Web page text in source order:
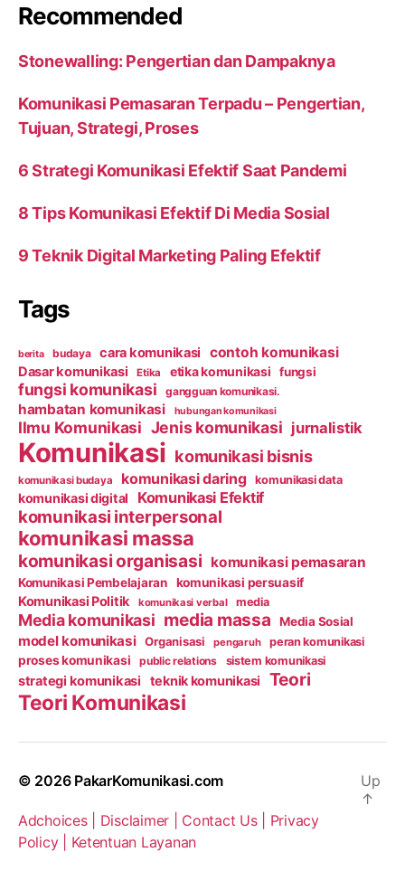
Recommended
Stonewalling: Pengertian dan Dampaknya
Komunikasi Pemasaran Terpadu – Pengertian,
Tujuan, Strategi, Proses
6 Strategi Komunikasi Efektif Saat Pandemi
8 Tips Komunikasi Efektif Di Media Sosial
9 Teknik Digital Marketing Paling Efektif
Tags
berita budaya cara komunikasi contoh komunikasi
Dasar komunikasi Etika etika komunikasi fungsi
fungsi komunikasi gangguan komunikasi.
hambatan komunikasi hubungan komunikasi
Ilmu Komunikasi Jenis komunikasi jurnalistik
Komunikasi komunikasi bisnis
komunikasi budaya komunikasi daring komunikasi data
komunikasi digital Komunikasi Efektif
komunikasi interpersonal
komunikasi massa
komunikasi organisasi komunikasi pemasaran
Komunikasi Pembelajaran komunikasi persuasif
Komunikasi Politik komunikasi verbal media
Media komunikasi media massa Media Sosial
model komunikasi Organisasi pengaruh peran komunikasi
proses komunikasi public relations sistem komunikasi
strategi komunikasi teknik komunikasi Teori
Teori Komunikasi
© 2026 PakarKomunikasi.com
Adchoices | Disclaimer | Contact Us | Privacy
Policy | Ketentuan Layanan
Up
↑